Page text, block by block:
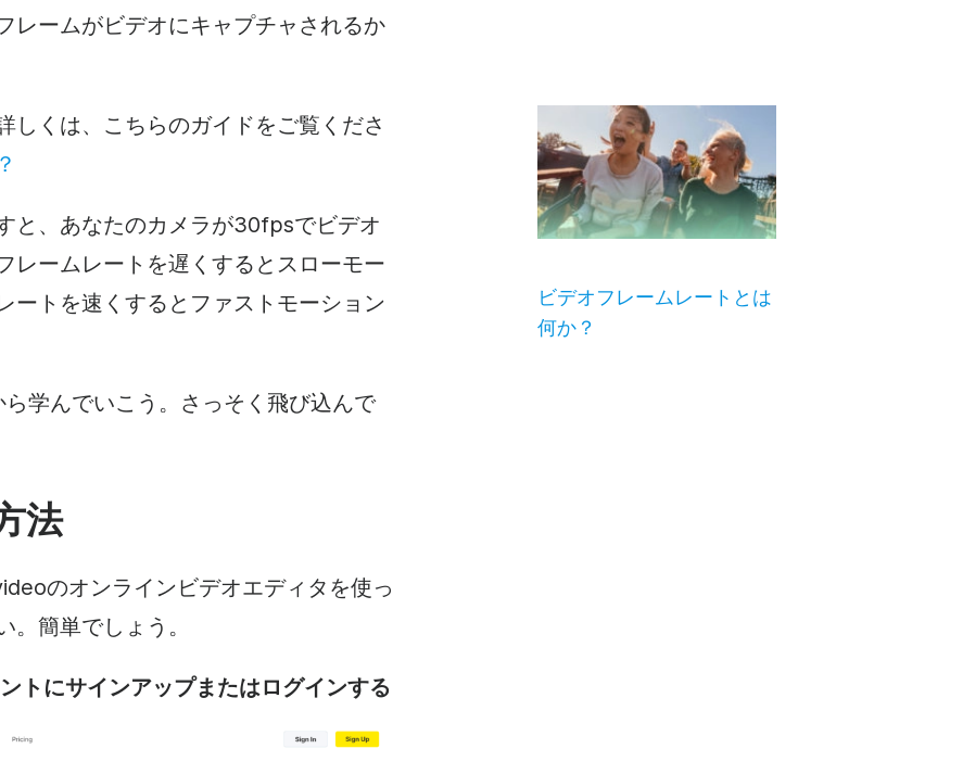
レームがビデオにキャプチャされるか
ビデオフレームレートとは
何か？
しくは、こちらのガイドをご覧くださ
と、あなたのカメラが30fpsでビデオ
レームレートを遅くするとスローモー
ートを速くするとファストモーション
学んでいこう。さっそく飛び込んで
法
のオンラインビデオエディタを使っ
簡単でしょう。
トにサインアップまたはログインする